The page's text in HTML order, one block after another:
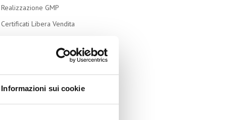
Informazioni sui cookie
Realizzazione GMP
Certificati Libera Vendita
Normativa cosmetici
Prodotti e Ingredienti Cosmetici
Produzione e confezionamento